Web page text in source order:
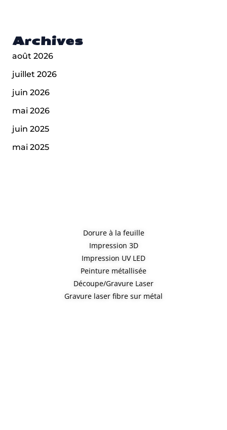
Archives
août 2026
juillet 2026
juin 2026
mai 2026
juin 2025
mai 2025
Dorure à la feuille
Impression 3D
Impression UV LED
Peinture métallisée
Découpe/Gravure Laser
Gravure laser fibre sur métal